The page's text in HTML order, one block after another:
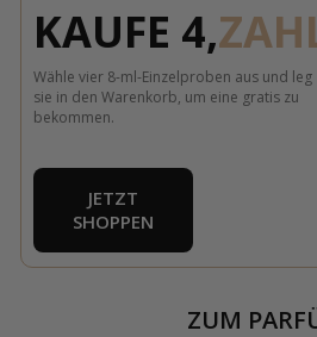
KAUFE 4,
Wähle vier 8-ml-Einzelproben aus und leg
sie in den Warenkorb, um eine gratis zu
bekommen.
JETZT
SHOPPEN
ZUM